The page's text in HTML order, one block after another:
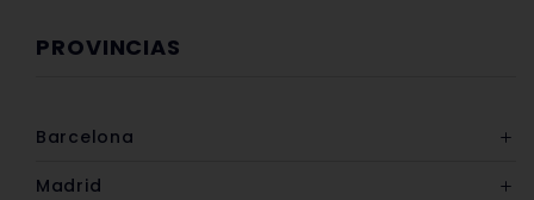
PROVINCIAS
Barcelona
Madrid